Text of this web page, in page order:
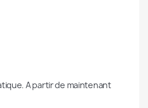
A partir de maintenant